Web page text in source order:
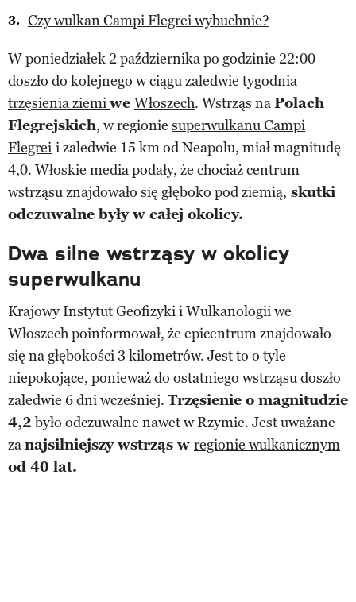
Czy wulkan Campi Flegrei wybuchnie?
W poniedziałek 2 października po godzinie 22:00
doszło do kolejnego w ciągu zaledwie tygodnia
trzęsienia ziemiwe Włoszech. Wstrząs naPolach
Flegrejskich, w regionie superwulkanu Campi
Flegrei i zaledwie 15 km od Neapolu, miał magnitudę
4,0. Włoskie media podały, że chociaż centrum
wstrząsu znajdowało się głęboko pod ziemią, skutki
odczuwalne były w całej okolicy.
Dwa silne wstrząsy w okolicy
superwulkanu
Krajowy Instytut Geofizyki i Wulkanologii we
Włoszech poinformował, że epicentrum znajdowało
się na głębokości 3 kilometrów. Jest to o tyle
niepokojące, ponieważ do ostatniego wstrząsu doszło
zaledwie 6 dni wcześniej. Trzęsienie o magnitudzie
4,2 było odczuwalne nawet w Rzymie. Jest uważane
zanajsilniejszy wstrząs w regionie wulkanicznym
od 40 lat.